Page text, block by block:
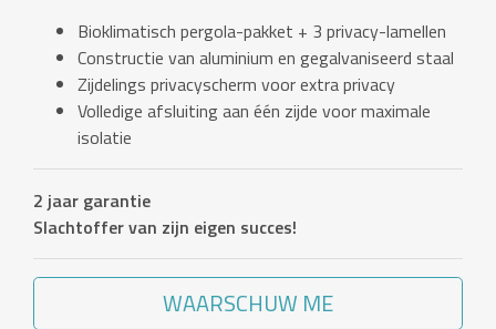
Bioklimatisch pergola-pakket + 3 privacy-lamellen
Constructie van aluminium en gegalvaniseerd staal
Zijdelings privacyscherm voor extra privacy
Volledige afsluiting aan één zijde voor maximale
isolatie
2 jaar garantie
Slachtoffer van zijn eigen succes!
WAARSCHUW ME